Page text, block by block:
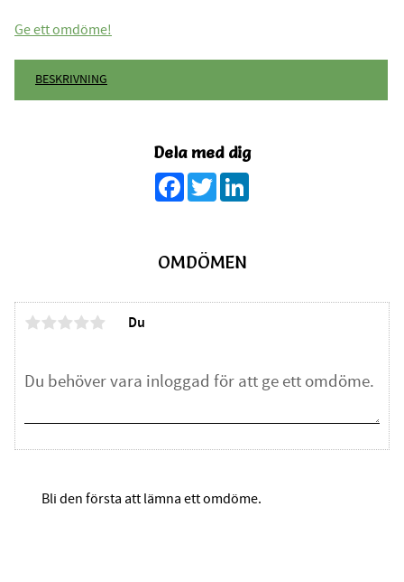
Ge ett omdöme!
BESKRIVNING
Dela med dig
Facebook
Twitter
OMDÖMEN
Du
Bli den första att lämna ett omdöme.